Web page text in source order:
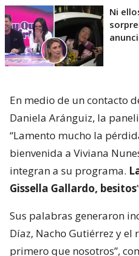
Ni
En medio de un contacto
Daniela Aránguiz, la
“Lamento mucho la
bienvenida a Viviana
integran a su programa.
Gissella Gallardo, besitos
Sus palabras generaron
Díaz, Nacho Gutiérrez y el
primero que nosotros”,